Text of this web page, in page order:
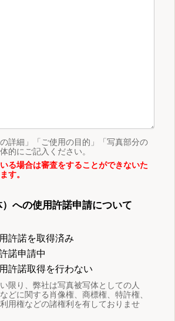
詳細」「ご使用の目的」「写真部分の
的にご記入ください。
る場合は審査をすることができないた
す。
への使用許諾申請について
許諾を取得済み
諾申請中
許諾取得を行わない
限り、弊社は写真被写体としての人
どに関する肖像権、商標権、特許権、
用権などの諸権利を有しておりませ